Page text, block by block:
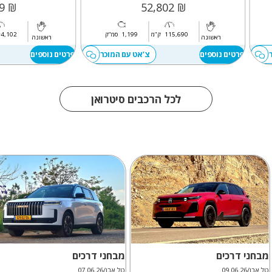
₪ 52,802
1,199 סמ"ק 115,690 ק"מ ראשונה
פרטים נוספים צ’אט עם המוכר
₪ 53,209
ראשונה
פרטים נוספים
לכל הרכבים סיטרואן
מבחני דרכים
טל אבן/09.06.26
מבחני דרכים
טל אבן/07.06.26